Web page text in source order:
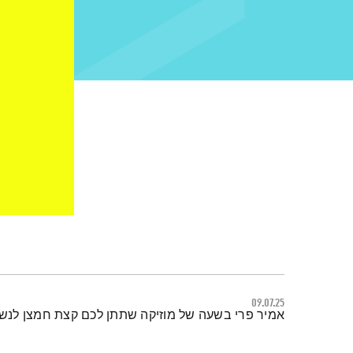
09.07.25
תמצית הפודקאסט
אמיר פרי בשעה של מוזיקה שתתן לכם קצת חמצן